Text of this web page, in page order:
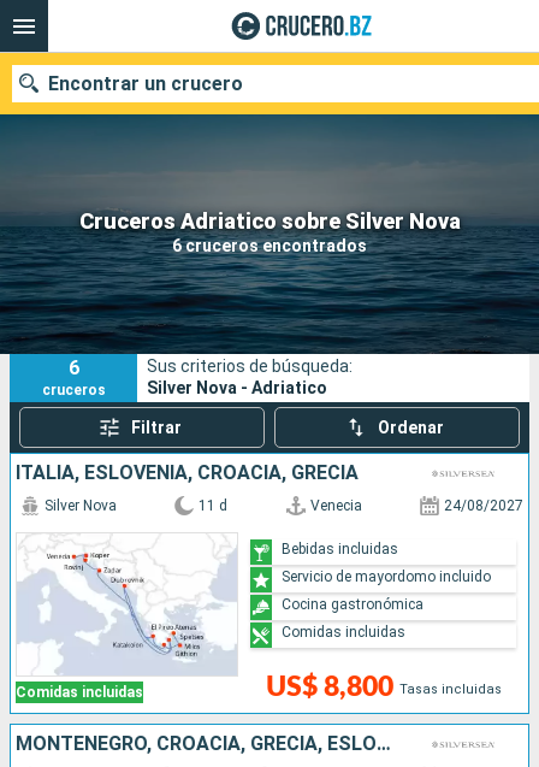
Cruceros Adriatico sobre Silver Nova
6 cruceros encontrados
Encontrar un crucero
Nuestros destinos
Fecha de salida
Puertos Compañías
Buscar
6
cruceros
Sus criterios de búsqueda:
Silver Nova - Adriatico
Filtrar Ordenar
ITALIA, ESLOVENIA, CROACIA, GRECIA
Comidas incluidas
Silver Nova 11 d Venecia 24/08/2027
US$ 8,800 Tasas incluidas
Bebidas incluidas
Servicio de mayordomo incluido
Cocina gastronómica
Comidas incluidas
MONTENEGRO, CROACIA, GRECIA, ESLOVENIA, ITALIA